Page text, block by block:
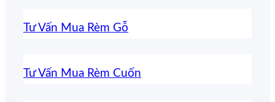
Tư Vấn Mua Rèm Gỗ
Tư Vấn Mua Rèm Cuốn